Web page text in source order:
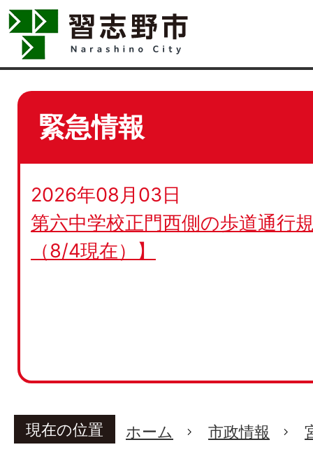
緊急情報
2026年08月03日
第六中学校正門西側の歩道通行
（8/4現在）】
現在の位置 ホーム 市政情報